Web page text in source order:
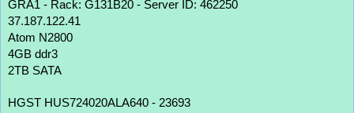
GRA1 - Rack: G131B20 - Server ID: 462250
37.187.122.41
Atom N2800
4GB ddr3
2TB SATA
HGST HUS724020ALA640 - 23693